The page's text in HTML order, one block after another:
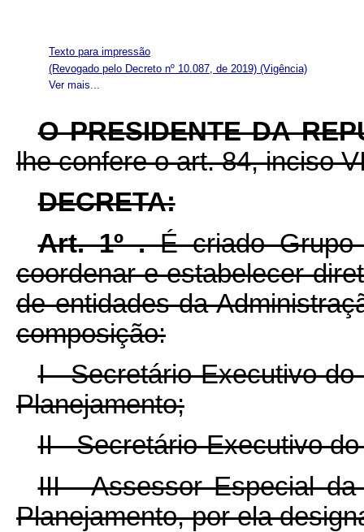
Texto para impressão
Ver mais...
(Revogado pelo Decreto nº 10.087, de 2019) (Vigência)
O PRESIDENTE DA
lhe confere o art. 84, inciso
DECRETA:
Art. 1º .É criado
coordenar e estabelecer
de entidades da
composição:
I - Secretário-Executivo
Planejamento;
II - Secretário-Executivo
III - Assessor Especial
Planejamento, por ela